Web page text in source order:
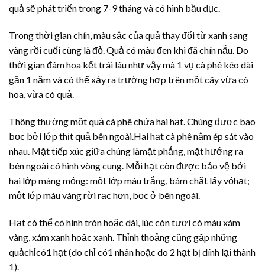
quả sẽ phát triển trong 7-9 tháng và có hình bầu dục.
Trong thời gian chín, màu sắc của quả thay đổi từ xanh sang
vàng rồi cuối cùng là đỏ. Quả có màu đen khi đã chín nẫu. Do
thời gian đâm hoa kết trái lâu như vậy mà 1 vụ cà phê kéo dài
gần 1 năm và có thể xảy ra trường hợp trên một cây vừa có
hoa, vừa có quả.
Thông thường một quả cà phê chứa hai hạt. Chúng được bao
bọc bởi lớp thịt quả bên ngoài.Hai hạt cà phê nằm ép sát vào
nhau. Mặt tiếp xúc giữa chúng làmặt phẳng, mặt hướng ra
bên ngoài có hình vòng cung. Mỗi hạt còn được bảo vệ bởi
hai lớp màng mỏng: một lớp màu trắng, bám chặt lấy vỏhạt;
một lớp màu vàng rời rạc hơn, bọc ở bên ngoài.
Hạt có thể có hình tròn hoặc dài, lúc còn tươi có màu xám
vàng, xám xanh hoặc xanh. Thỉnh thoảng cũng gặp những
quảchỉcó1 hạt (do chỉ có1 nhân hoặc do 2 hạt bị dính lại thành
1).